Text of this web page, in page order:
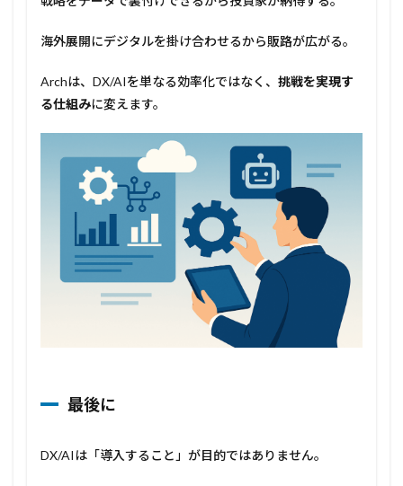
海外展開にデジタルを掛け合わせるから販路が広がる。
Archは、DX/AIを単なる効率化ではなく、 挑戦を実現す
る仕組みに変えます。
最後に
DX/AIは「導入すること」が目的ではありません。